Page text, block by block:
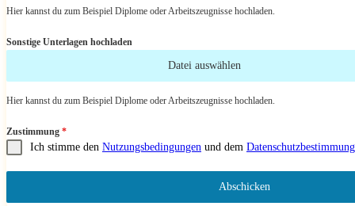
Hier kannst du zum Beispiel Diplome oder Arbeitszeugnisse hochladen.
Sonstige Unterlagen hochladen
Datei auswählen
Hier kannst du zum Beispiel Diplome oder Arbeitszeugnisse hochladen.
Zustimmung *
Ich stimme den Nutzungsbedingungen und dem
Abschicken